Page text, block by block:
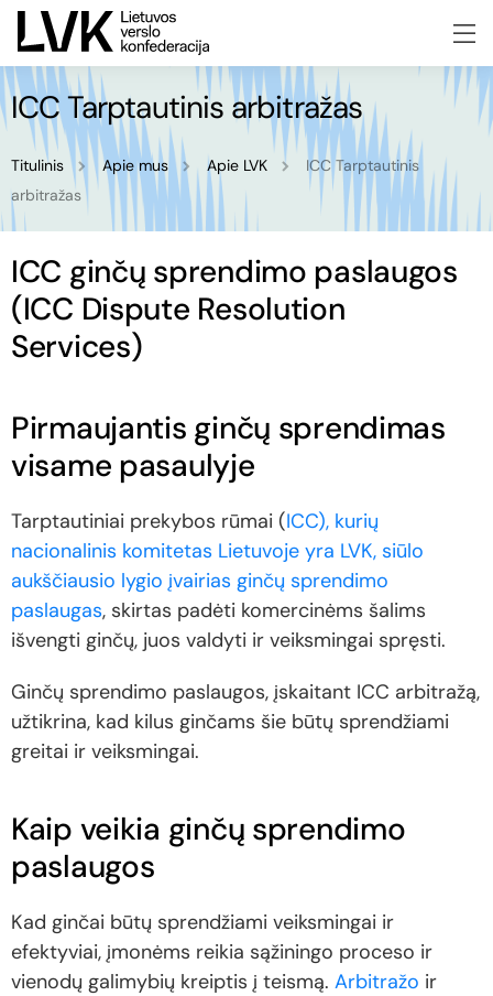
ICC Tarptautinis arbitražas
Titulinis Apie mus Apie LVK
ICC Tarptautinis
arbitražas
ICC ginčų sprendimo paslaugos
(ICC Dispute Resolution
Services)
Pirmaujantis ginčų sprendimas
visame pasaulyje
Tarptautiniai prekybos rūmai (ICC), kurių
nacionalinis komitetas Lietuvoje yra LVK, siūlo
aukščiausio lygio įvairias ginčų sprendimo
paslaugas, skirtas padėti komercinėms šalims
išvengti ginčų, juos valdyti ir veiksmingai spręsti.
Ginčų sprendimo paslaugos, įskaitant ICC arbitražą,
užtikrina, kad kilus ginčams šie būtų sprendžiami
greitai ir veiksmingai.
Kaip veikia ginčų sprendimo
paslaugos
Kad ginčai būtų sprendžiami veiksmingai ir
efektyviai, įmonėms reikia sąžiningo proceso ir
vienodų galimybių kreiptis į teismą. Arbitražo ir